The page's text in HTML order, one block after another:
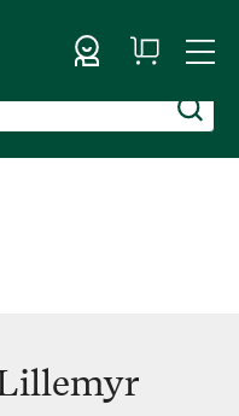
Logg inn
Handlekurv